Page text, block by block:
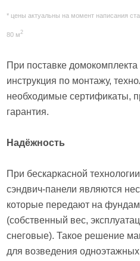
* цены актуальны на момент написания
80 м2
При поставке домокомплекта
инструкция по монтажу,
необходимые сертификаты,
гарантия.
Надёжность
При бескаркасной
сэндвич-панели являются
которые передают на
(собственный вес,
снеговые). Такое решение
для возведения